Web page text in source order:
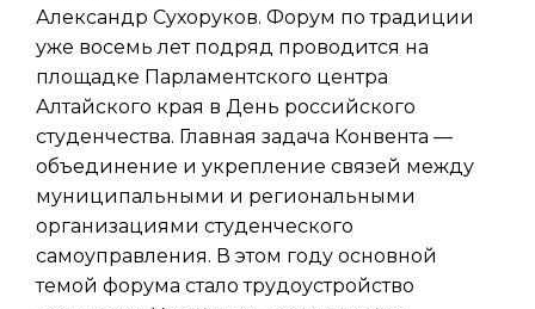
Александр Сухоруков. Форум по традиции
уже восемь лет подряд проводится на
площадке Парламентского центра
Алтайского края в День российского
студенчества. Главная задача Конвента —
объединение и укрепление связей между
муниципальными и региональными
организациями студенческого
самоуправления. В этом году основной
темой форума стало трудоустройство